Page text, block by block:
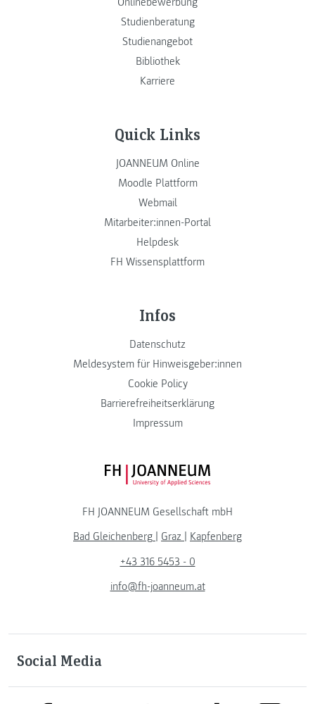
Studienberatung
Studienangebot
Bibliothek
Karriere
Quick Links
JOANNEUM Online
Moodle Plattform
Webmail
Mitarbeiter:innen-Portal
Helpdesk
FH Wissensplattform
Infos
Datenschutz
Meldesystem für Hinweisgeber:innen
Cookie Policy
Barrierefreiheitserklärung
Impressum
FH JOANNEUM Logo
FH JOANNEUM Gesellschaft mbH
Bad Gleichenberg
Graz
Kapfenberg
+43 316 5453 - 0
info@fh-joanneum.at
Social Media